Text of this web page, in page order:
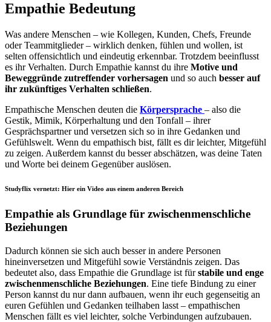
Empathie Bedeutung
Was andere Menschen – wie Kollegen, Kunden, Chefs, Freunde
oder Teammitglieder – wirklich denken, fühlen und wollen, ist
selten offensichtlich und eindeutig erkennbar. Trotzdem beeinflusst
es ihr Verhalten. Durch Empathie kannst du ihre Motive und
Beweggründe zutreffender vorhersagen und so auch besser auf
ihr zukünftiges Verhalten schließen.
Empathische Menschen deuten die Körpersprache – also die
Gestik, Mimik, Körperhaltung und den Tonfall – ihrer
Gesprächspartner und versetzen sich so in ihre Gedanken und
Gefühlswelt. Wenn du empathisch bist, fällt es dir leichter, Mitgefühl
zu zeigen. Außerdem kannst du besser abschätzen, was deine Taten
und Worte bei deinem Gegenüber auslösen.
Studyflix vernetzt: Hier ein Video aus einem anderen Bereich
Empathie als Grundlage für zwischenmenschliche
Beziehungen
Dadurch können sie sich auch besser in andere Personen
hineinversetzen und Mitgefühl sowie Verständnis zeigen. Das
bedeutet also, dass Empathie die Grundlage ist fürstabile und enge
zwischenmenschliche Beziehungen. Eine tiefe Bindung zu einer
Person kannst du nur dann aufbauen, wenn ihr euch gegenseitig an
euren Gefühlen und Gedanken teilhaben lasst – empathischen
Menschen fällt es viel leichter, solche Verbindungen aufzubauen.